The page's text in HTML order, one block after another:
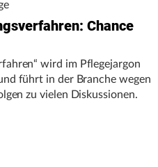
Chance
wird im Pflegejargon
führt in der Branche wegen
zu vielen Diskussionen.